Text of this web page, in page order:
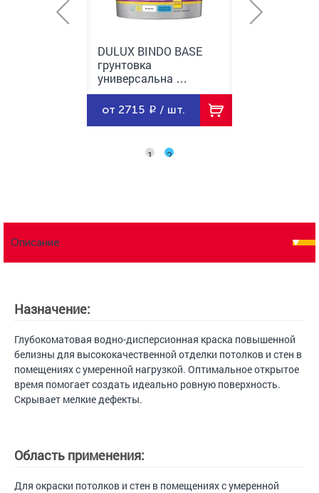
DULUX BINDO BASE
грунтовка
универсальна …
от 2715 / шт.
1 2
Описание
Назначение:
Глубокоматовая водно-дисперсионная краска повышенной
белизны для высококачественной отделки потолков и стен в
помещениях с умеренной нагрузкой. Оптимальное открытое
время помогает создать идеально ровную поверхность.
Скрывает мелкие дефекты.
Область применения:
Для окраски потолков и стен в помещениях с умеренной